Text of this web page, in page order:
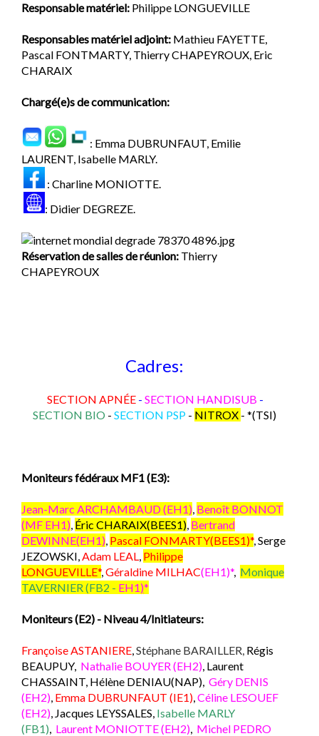
Responsable matériel: Philippe LONGUEVILLE
Responsables matériel adjoint: Mathieu FAYETTE,
Pascal FONTMARTY, Thierry CHAPEYROUX, Eric
CHARAIX
Chargé(e)s de communication:
: Emma DUBRUNFAUT, Emilie
LAURENT, Isabelle MARLY.
: Charline MONIOTTE.
: Didier DEGREZE.
Réservation de salles de réunion: Thierry
CHAPEYROUX
Cadres:
SECTION APNÉE - SECTION HANDISUB -
SECTION BIO - SECTION PSP - NITROX - *(TSI)
Moniteurs fédéraux MF1 (E3):
Jean-Marc ARCHAMBAUD (EH1), Benoît BONNOT
(MF EH1), Éric CHARAIX(BEES1), Bertrand
DEWINNE(EH1), Pascal FONMARTY(BEES1)*, Serge
JEZOWSKI,Adam LEAL, Philippe
LONGUEVILLE*,Géraldine MILHAC(EH1)*, Monique
TAVERNIER (FB2 - EH1)*
Moniteurs (E2) - Niveau 4/Initiateurs:
Françoise ASTANIERE,Stéphane BARAILLER, Régis
BEAUPUY, Nathalie BOUYER (EH2), Laurent
CHASSAINT, Hélène DENIAU(NAP), Géry DENIS
(EH2), Emma DUBRUNFAUT (IE1),Céline LESOUEF
(EH2), Jacques LEYSSALES, Isabelle MARLY
(FB1), Laurent MONIOTTE (EH2), Michel PEDRO